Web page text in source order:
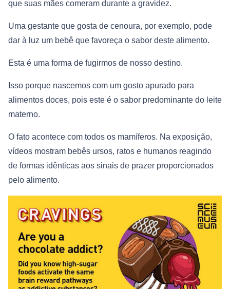
que suas mães comeram durante a gravidez.
Uma gestante que gosta de cenoura, por exemplo, pode
dar à luz um bebê que favoreça o sabor deste alimento.
Esta é uma forma de fugirmos de nosso destino.
Isso porque nascemos com um gosto apurado para
alimentos doces, pois este é o sabor predominante do leite
materno.
O fato acontece com todos os mamíferos. Na exposição,
vídeos mostram bebês ursos, ratos e humanos reagindo
de formas idênticas aos sinais de prazer proporcionados
pelo alimento.